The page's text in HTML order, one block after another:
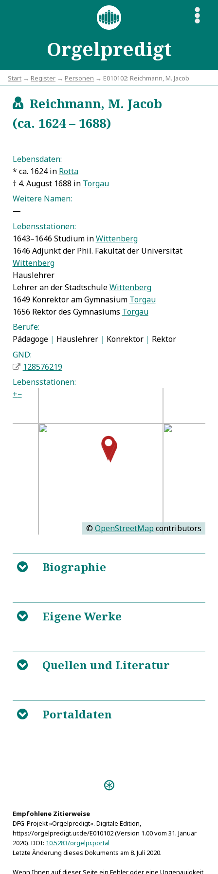
Orgelpredigt
S
Start → Register → Personen → E010102: Reichmann, M. Jacob
cReichmann, M. Jacob
(ca. 1624 – 1688)
Lebensdaten:
* ca. 1624 in Rotta
† 4. August 1688 in Torgau
Weitere Namen:
—
Lebensstationen:
1643–1646 Studium inWittenberg
1646 Adjunkt der Phil. Fakultät der Universität
Wittenberg
Hauslehrer
Lehrer an der StadtschuleWittenberg
1649 Konrektor am Gymnasium Torgau
1656 Rektor des Gymnasiums Torgau
Berufe:
Pädagoge | Hauslehrer | Konrektor | Rektor
GND:
128576219
Lebensstationen:
+−
©OpenStreetMap contributors
B Biographie
L Rotta
Paul Röber
L
L
M
B Eigene Werke
Organi Laudes (Eisenberg 1702)
B Quellen und Literatur
Lexicon. Bd. 3: M-R
B Portaldaten
Organi Laudes (Eisenberg 1702)
Empfohlene Zitierweise
DFG-Projekt »Orgelpredigt«. Digitale Edition,
https://orgelpredigt.ur.de/E010102 (Version 1.00 vom 31. Januar
2020). DOI: 10.5283/orgelpr.portal
Letzte Änderung dieses Dokuments am 8. Juli 2020.
Wenn Ihnen auf dieser Seite ein Fehler oder eine Ungenauigkeit